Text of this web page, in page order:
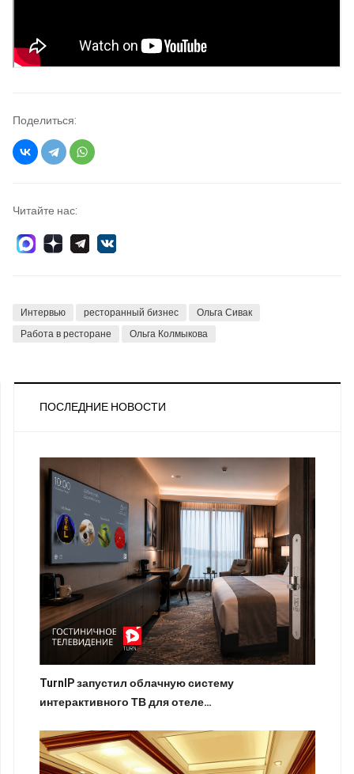
Поделиться:
Читайте нас:
Интервью ресторанный бизнес
Ольга Сивак
Работа в ресторане
Ольга Колмыкова
ПОСЛЕДНИЕ НОВОСТИ
TurnIP запустил облачную систему
интерактивного ТВ для отеле…